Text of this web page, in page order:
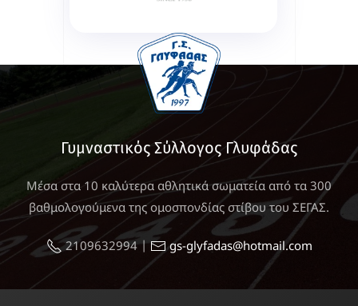
Γυμναστικός Σύλλογος Γλυφάδας
Μέσα στα 10 καλύτερα αθλητικά σωματεία από τα 300
βαθμολογούμενα της ομοσπονδίας στίβου του ΣΕΓΑΣ.
2109632994| gs-glyfadas@hotmail.com